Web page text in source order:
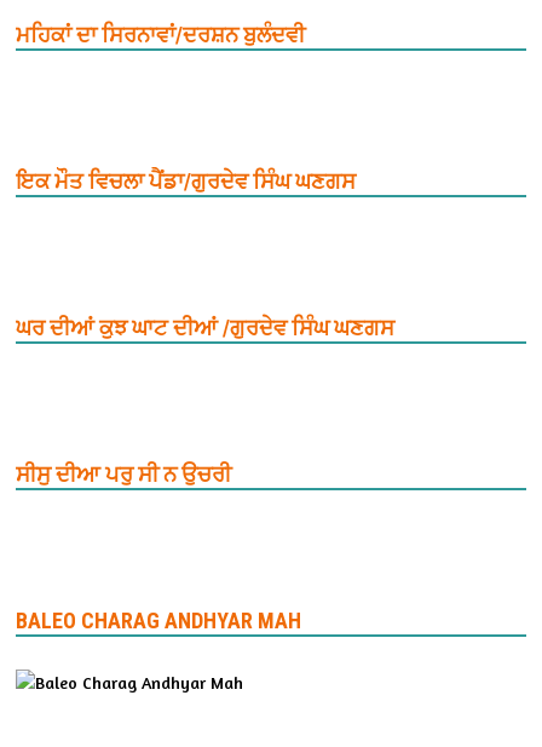
ਮਹਿਕਾਂ ਦਾ ਸਿਰਨਾਵਾਂ/ਦਰਸ਼ਨ ਬੁਲੰਦਵੀ
ਇਕ ਮੌਤ ਵਿਚਲਾ ਪੈਂਡਾ/ਗੁਰਦੇਵ ਸਿੰਘ ਘਣਗਸ
ਘਰ ਦੀਆਂ ਕੁਝ ਘਾਟ ਦੀਆਂ /ਗੁਰਦੇਵ ਸਿੰਘ ਘਣਗਸ
ਸੀਸੁ ਦੀਆ ਪਰੁ ਸੀ ਨ ਉਚਰੀ
BALEO CHARAG ANDHYAR MAH